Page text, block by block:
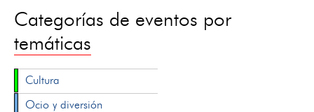
Categorías de eventos por
temáticas
Cultura
Ocio y diversión